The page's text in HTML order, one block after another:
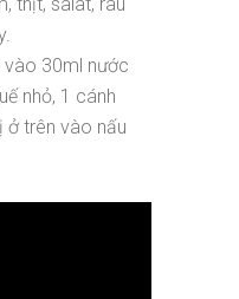
thịt, salat, rau
vào 30ml nước
nhỏ, 1 cánh
ở trên vào nấu